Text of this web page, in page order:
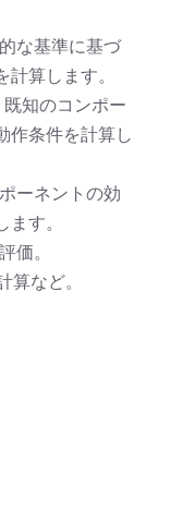
な基準に基づ
算します。
知のコンポー
作条件を計算し
ーネントの効
す。
価。
など。